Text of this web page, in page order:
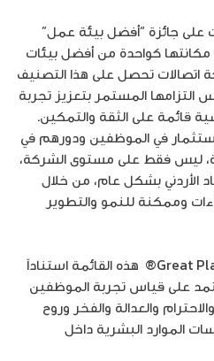
على جائزة “أفضل بيئة عمل”
مكانتها كواحدة من أفضل بيئات
اتصالات تحصل على هذا التصنيف
التزامها المستمر بتعزيز تجربة
قائمة على الثقة والتمكين.
في الموظفين ودورهم في
ليس فقط على مستوى الشركة،
الأردني بشكل عام، من خلال
وممكنة للنمو والتطوير
هذه القائمة استناداً
على قياس تجربة الموظفين
والعدالة والفخر وروح
الموارد البشرية داخل